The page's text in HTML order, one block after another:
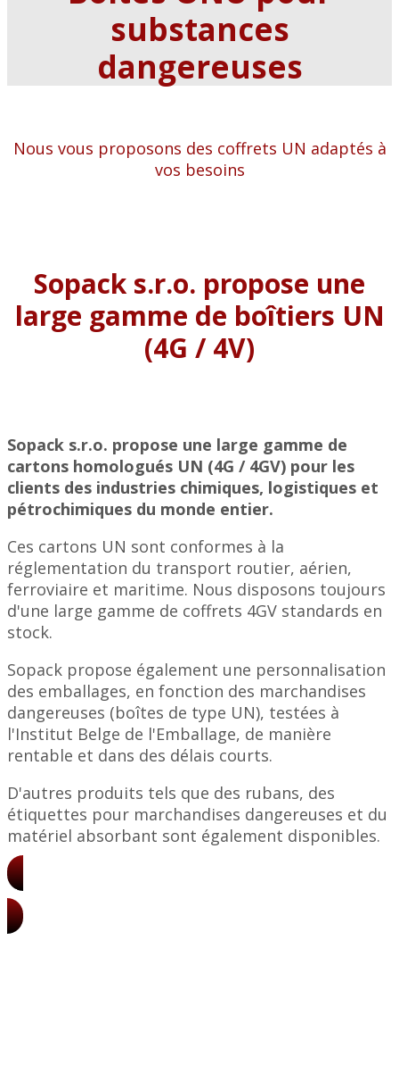
substances
dangereuses
Nous vous proposons des coffrets UN adaptés à
vos besoins
Sopack s.r.o. propose une
large gamme de boîtiers UN
(4G / 4V)
Sopack s.r.o. propose une large gamme de
cartons homologués UN (4G / 4GV) pour les
clients des industries chimiques, logistiques et
pétrochimiques du monde entier.
Ces cartons UN sont conformes à la
réglementation du transport routier, aérien,
ferroviaire et maritime. Nous disposons toujours
d'une large gamme de coffrets 4GV standards en
stock.
Sopack propose également une personnalisation
des emballages, en fonction des marchandises
dangereuses (boîtes de type UN), testées à
l'Institut Belge de l'Emballage, de manière
rentable et dans des délais courts.
D'autres produits tels que des rubans, des
étiquettes pour marchandises dangereuses et du
matériel absorbant sont également disponibles.
Tarifs des boîtes UN